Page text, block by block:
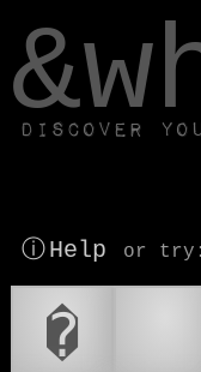
Discover
ⓘ Help or try
�